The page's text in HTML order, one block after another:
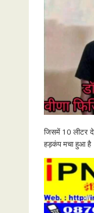
जिसमें 10 लीटर
हड़कंप मचा हुआ है